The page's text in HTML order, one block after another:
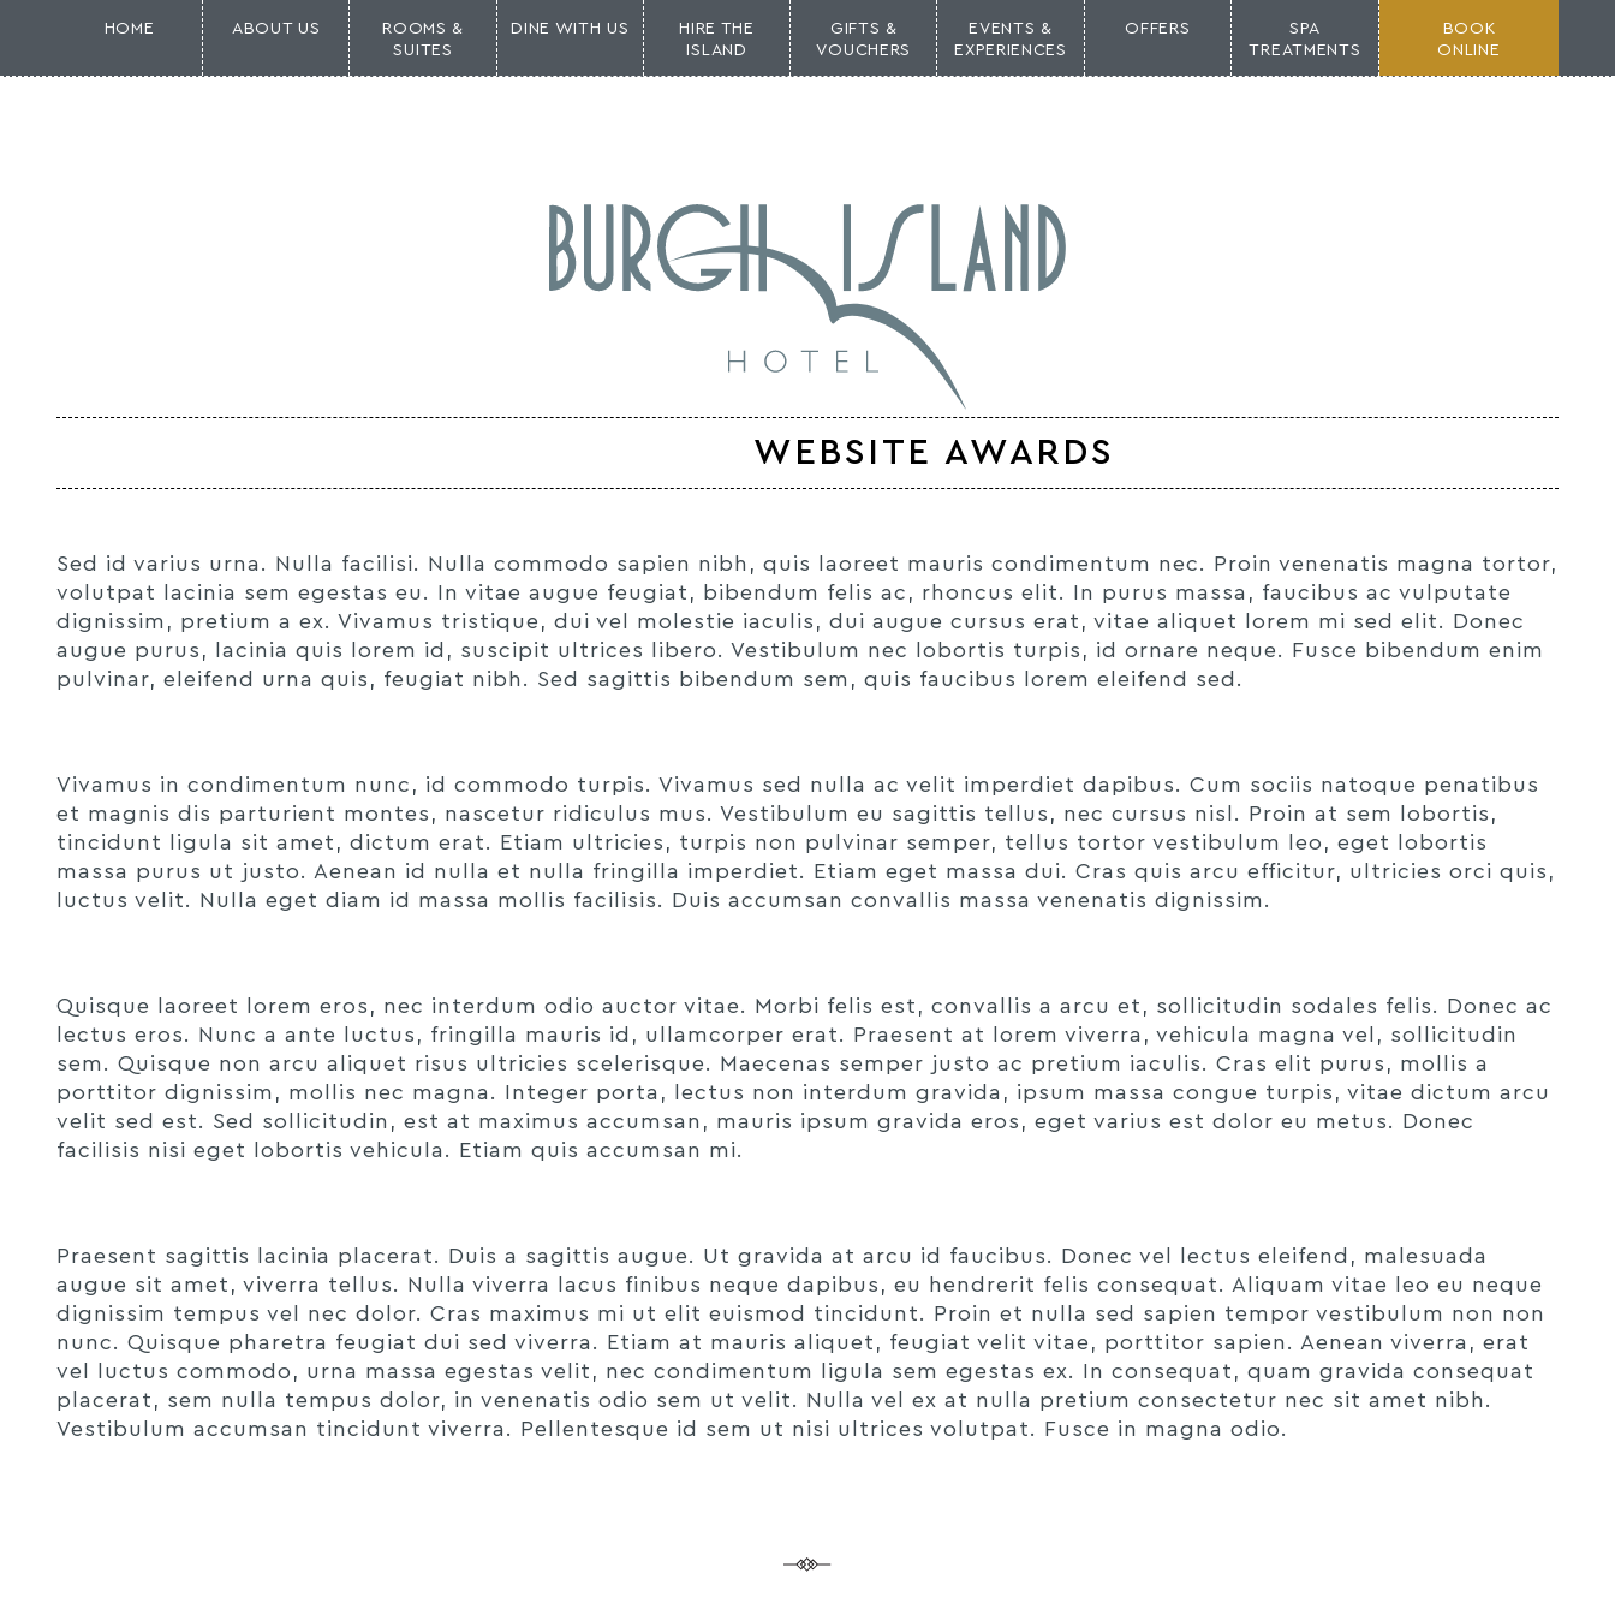
HOME ABOUT US
ROOMS &
SUITES
DINE WITH US
HIRE THE
ISLAND
GIFTS &
VOUCHERS
EVENTS &
EXPERIENCES
OFFERS
SPA
TREATMENTS
BOOK
ONLINE
WEBSITE AWARDS
Sed id varius urna. Nulla facilisi. Nulla commodo sapien nibh, quis laoreet mauris condimentum nec. Proin venenatis magna tortor,
volutpat lacinia sem egestas eu. In vitae augue feugiat, bibendum felis ac, rhoncus elit. In purus massa, faucibus ac vulputate
dignissim, pretium a ex. Vivamus tristique, dui vel molestie iaculis, dui augue cursus erat, vitae aliquet lorem mi sed elit. Donec
augue purus, lacinia quis lorem id, suscipit ultrices libero. Vestibulum nec lobortis turpis, id ornare neque. Fusce bibendum enim
pulvinar, eleifend urna quis, feugiat nibh. Sed sagittis bibendum sem, quis faucibus lorem eleifend sed.
Vivamus in condimentum nunc, id commodo turpis. Vivamus sed nulla ac velit imperdiet dapibus. Cum sociis natoque penatibus
et magnis dis parturient montes, nascetur ridiculus mus. Vestibulum eu sagittis tellus, nec cursus nisl. Proin at sem lobortis,
tincidunt ligula sit amet, dictum erat. Etiam ultricies, turpis non pulvinar semper, tellus tortor vestibulum leo, eget lobortis
massa purus ut justo. Aenean id nulla et nulla fringilla imperdiet. Etiam eget massa dui. Cras quis arcu efficitur, ultricies orci quis,
luctus velit. Nulla eget diam id massa mollis facilisis. Duis accumsan convallis massa venenatis dignissim.
Quisque laoreet lorem eros, nec interdum odio auctor vitae. Morbi felis est, convallis a arcu et, sollicitudin sodales felis. Donec ac
lectus eros. Nunc a ante luctus, fringilla mauris id, ullamcorper erat. Praesent at lorem viverra, vehicula magna vel, sollicitudin
sem. Quisque non arcu aliquet risus ultricies scelerisque. Maecenas semper justo ac pretium iaculis. Cras elit purus, mollis a
porttitor dignissim, mollis nec magna. Integer porta, lectus non interdum gravida, ipsum massa congue turpis, vitae dictum arcu
velit sed est. Sed sollicitudin, est at maximus accumsan, mauris ipsum gravida eros, eget varius est dolor eu metus. Donec
facilisis nisi eget lobortis vehicula. Etiam quis accumsan mi.
Praesent sagittis lacinia placerat. Duis a sagittis augue. Ut gravida at arcu id faucibus. Donec vel lectus eleifend, malesuada
augue sit amet, viverra tellus. Nulla viverra lacus finibus neque dapibus, eu hendrerit felis consequat. Aliquam vitae leo eu neque
dignissim tempus vel nec dolor. Cras maximus mi ut elit euismod tincidunt. Proin et nulla sed sapien tempor vestibulum non non
nunc. Quisque pharetra feugiat dui sed viverra. Etiam at mauris aliquet, feugiat velit vitae, porttitor sapien. Aenean viverra, erat
vel luctus commodo, urna massa egestas velit, nec condimentum ligula sem egestas ex. In consequat, quam gravida consequat
placerat, sem nulla tempus dolor, in venenatis odio sem ut velit. Nulla vel ex at nulla pretium consectetur nec sit amet nibh.
Vestibulum accumsan tincidunt viverra. Pellentesque id sem ut nisi ultrices volutpat. Fusce in magna odio.